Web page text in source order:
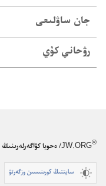
جان ساۋلىعى
رۋحاني كۇي
JW.ORG® / ەحوبا
سايتتىڭ كورىنىسىن وزگەرتۋ